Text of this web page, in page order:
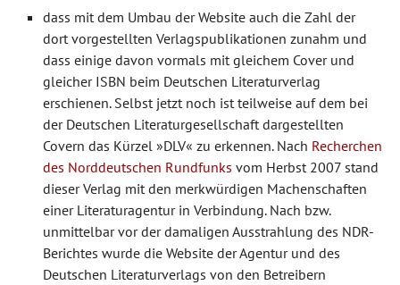
dass mit dem Umbau der Website auch die Zahl der
dort vorgestellten Verlagspublikationen zunahm und
dass einige davon vormals mit gleichem Cover und
gleicher ISBN beim Deutschen Literaturverlag
erschienen. Selbst jetzt noch ist teilweise auf dem bei
der Deutschen Literaturgesellschaft dargestellten
Covern das Kürzel »DLV« zu erkennen. Nach Recherchen
des Norddeutschen Rundfunks vom Herbst 2007 stand
dieser Verlag mit den merkwürdigen Machenschaften
einer Literaturagentur in Verbindung. Nach bzw.
unmittelbar vor der damaligen Ausstrahlung des NDR-
Berichtes wurde die Website der Agentur und des
Deutschen Literaturverlags von den Betreibern